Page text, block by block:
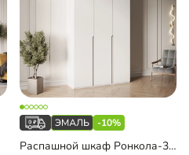
-10%
Распашной шкаф Ронкола-3 Эмаль с антресолью